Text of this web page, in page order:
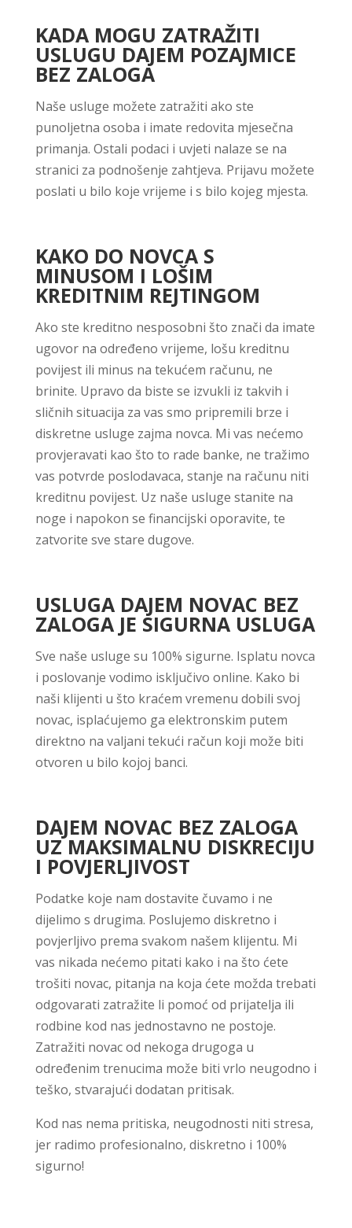
KADA MOGU ZATRAŽITI
USLUGU DAJEM POZAJMICE
BEZ ZALOGA
Naše usluge možete zatražiti ako ste
punoljetna osoba i imate redovita mjesečna
primanja. Ostali podaci i uvjeti nalaze se na
stranici za podnošenje zahtjeva. Prijavu možete
poslati u bilo koje vrijeme i s bilo kojeg mjesta.
KAKO DO NOVCA S
MINUSOM I LOŠIM
KREDITNIM REJTINGOM
Ako ste kreditno nesposobni što znači da imate
ugovor na određeno vrijeme, lošu kreditnu
povijest ili minus na tekućem računu, ne
brinite. Upravo da biste se izvukli iz takvih i
sličnih situacija za vas smo pripremili brze i
diskretne usluge zajma novca. Mi vas nećemo
provjeravati kao što to rade banke, ne tražimo
vas potvrde poslodavaca, stanje na računu niti
kreditnu povijest. Uz naše usluge stanite na
noge i napokon se financijski oporavite, te
zatvorite sve stare dugove.
USLUGA DAJEM NOVAC BEZ
ZALOGA JE SIGURNA USLUGA
Sve naše usluge su 100% sigurne. Isplatu novca
i poslovanje vodimo isključivo online. Kako bi
naši klijenti u što kraćem vremenu dobili svoj
novac, isplaćujemo ga elektronskim putem
direktno na valjani tekući račun koji može biti
otvoren u bilo kojoj banci.
DAJEM NOVAC BEZ ZALOGA
UZ MAKSIMALNU DISKRECIJU
I POVJERLJIVOST
Podatke koje nam dostavite čuvamo i ne
dijelimo s drugima. Poslujemo diskretno i
povjerljivo prema svakom našem klijentu. Mi
vas nikada nećemo pitati kako i na što ćete
trošiti novac, pitanja na koja ćete možda trebati
odgovarati zatražite li pomoć od prijatelja ili
rodbine kod nas jednostavno ne postoje.
Zatražiti novac od nekoga drugoga u
određenim trenucima može biti vrlo neugodno i
teško, stvarajući dodatan pritisak.
Kod nas nema pritiska, neugodnosti niti stresa,
jer radimo profesionalno, diskretno i 100%
sigurno!